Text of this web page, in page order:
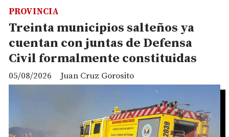
Treinta municipios salteños ya
cuentan con juntas de Defensa
Civil formalmente constituidas
Juan Cruz Gorosito
PROVINCIA
05/08/2026